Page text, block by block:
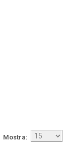
Mostra